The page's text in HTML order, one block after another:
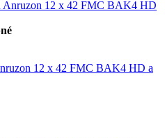
12 x 42 FMC BAK4 HD a